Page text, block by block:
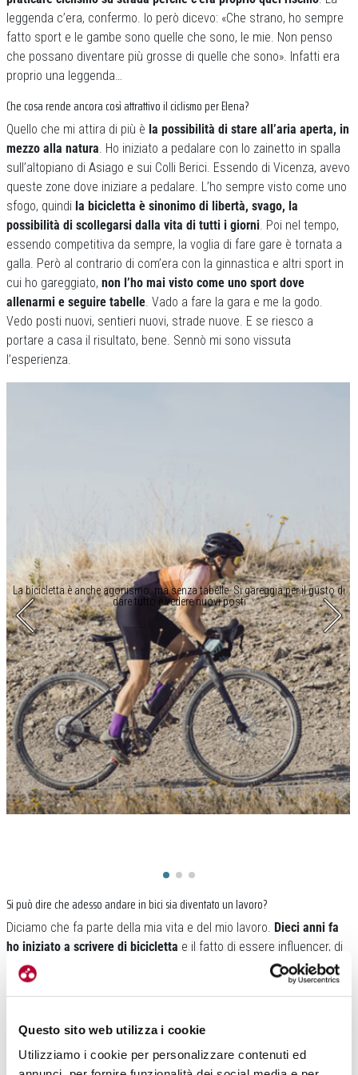
Questo sito web utilizza i cookie
Utilizziamo i cookie per personalizzare contenuti ed
leggenda c’era, confermo. Io però dicevo: «Che strano, ho sempre
fatto sport e le gambe sono quelle che sono, le mie. Non penso
che possano diventare più grosse di quelle che sono». Infatti era
proprio una leggenda…
Che cosa rende ancora così attrattivo il ciclismo per Elena?
Quello che mi attira di più è la possibilità di stare all’aria aperta, in
mezzo alla natura. Ho iniziato a pedalare con lo zainetto in spalla
sull’altopiano di Asiago e sui Colli Berici. Essendo di Vicenza, avevo
queste zone dove iniziare a pedalare. L’ho sempre visto come uno
sfogo, quindi la bicicletta è sinonimo di libertà, svago, la
possibilità di scollegarsi dalla vita di tutti i giorni. Poi nel tempo,
essendo competitiva da sempre, la voglia di fare gare è tornata a
galla. Però al contrario di com’era con la ginnastica e altri sport in
cui ho gareggiato, non l’ho mai visto come uno sport dove
allenarmi e seguire tabelle. Vado a fare la gara e me la godo.
Vedo posti nuovi, sentieri nuovi, strade nuove. E se riesco a
portare a casa il risultato, bene. Sennò mi sono vissuta
l’esperienza.
La bicicletta è anche agonismo, ma senza tabelle. Si gareggia per il gusto di
dare tutto e vedere nuovi posti
Si può dire che adesso andare in bici sia diventato un lavoro?
Diciamo che fa parte della mia vita e del mio lavoro. Dieci anni fa
ho iniziato a scrivere di bicicletta e il fatto di essere influencer, di
poter raccontare la bicicletta a tante donne che vogliono
avvicinarsi a questo mondo, è dovuto al fatto che
quando si
iniziato da prima, sono diventata un buon riferimento per le donne
scriverne,non c’era ancora l’abbigliamento adatto alle donne, non